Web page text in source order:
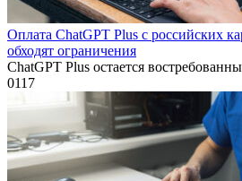
Оплата ChatGPT Plus с российских
обходят ограничения
ChatGPT Plus остается
0117